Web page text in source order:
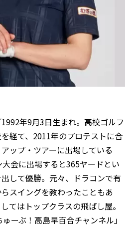
年9月3日生まれ。高校ゴルフ
経て、2011年のプロテストに合
ップ・ツアーに出場している
会に出場すると365ヤードとい
して優勝。元々、ドラコンで有
スイングを教わったこともあ
てはトップクラスの飛ばし屋。
ーぶ！高島早百合チャンネル」